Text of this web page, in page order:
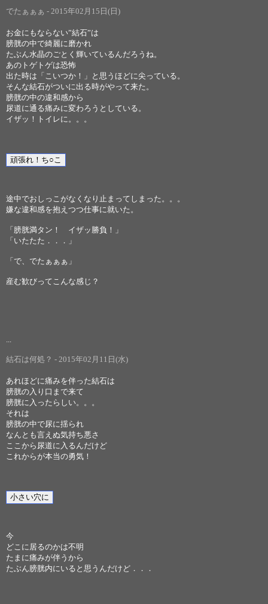
でたぁぁぁ - 2015年02月15日(日)
お金にもならない”結石”は
膀胱の中で綺麗に磨かれ
たぶん水晶のごとく輝いているんだろうね。
あのトゲトゲは恐怖
出た時は「こいつか！」と思うほどに尖っている。
そんな結石がついに出る時がやって来た。
膀胱の中の違和感から
尿道に通る痛みに変わろうとしている。
イザッ！トイレに。。。
途中でおしっこがなくなり止まってしまった。。。
嫌な違和感を抱えつつ仕事に就いた。
「膀胱満タン！ イザッ勝負！」
「いたたた．．．」
「で、でたぁぁぁ」
産む歓びってこんな感じ？
...
結石は何処？ - 2015年02月11日(水)
あれほどに痛みを伴った結石は
膀胱の入り口まで来て
膀胱に入ったらしい。。。
それは
膀胱の中で尿に揺られ
なんとも言えぬ気持ち悪さ
ここから尿道に入るんだけど
これからが本当の勇気！
今
どこに居るのかは不明
たまに痛みが伴うから
たぶん膀胱内にいると思うんだけど．．．